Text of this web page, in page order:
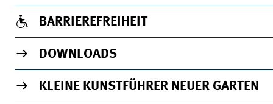
BARRIEREFREIHEIT
DOWNLOADS
KLEINE KUNSTFÜHRER NEUER GARTEN